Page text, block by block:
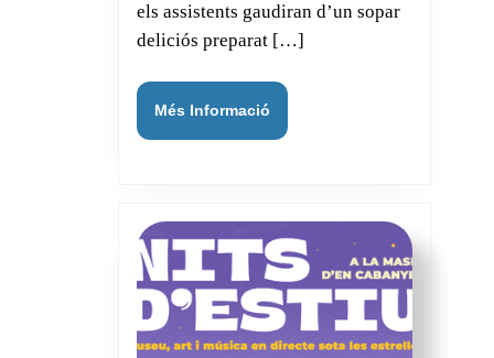
els assistents gaudiran d’un sopar
deliciós preparat […]
Més Informació
Informació